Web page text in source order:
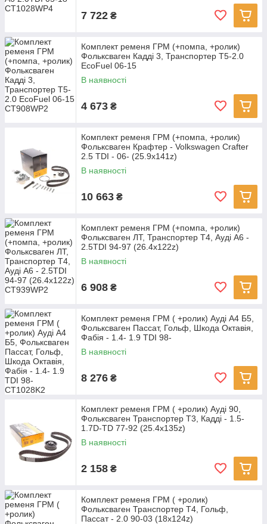
7 722 ₴
Комплект ременя ГРМ (+помпа, +ролик)
Фольксваген Кадді 3, Транспортер Т5-2.0
EcoFuel 06-15
В наявності
4 673 ₴
Комплект ременя ГРМ (+помпа, +ролик)
Фольксваген Крафтер - Volkswagen Crafter
2.5 TDI - 06- (25.9x141z)
В наявності
10 663 ₴
Комплект ременя ГРМ (+помпа, +ролик)
Фольксваген ЛТ, Транспортер Т4, Ауді А6 -
2.5TDI 94-97 (26.4x122z)
В наявності
6 908 ₴
Комплект ременя ГРМ ( +ролик) Ауді A4 Б5,
Фольксваген Пассат, Гольф, Шкода Октавія,
Фабія - 1.4- 1.9 TDI 98-
В наявності
8 276 ₴
Комплект ременя ГРМ ( +ролик) Ауді 90,
Фольксваген Транспортер Т3, Кадді - 1.5-
1.7D-TD 77-92 (25.4x135z)
В наявності
2 158 ₴
Комплект ременя ГРМ ( +ролик)
Фольксваген Транспортер Т4, Гольф,
Пассат - 2.0 90-03 (18x124z)